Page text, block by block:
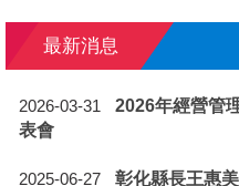
最新消息
2026-03-31
2026年經營管
表會
2025-06-27
彰化縣長王惠